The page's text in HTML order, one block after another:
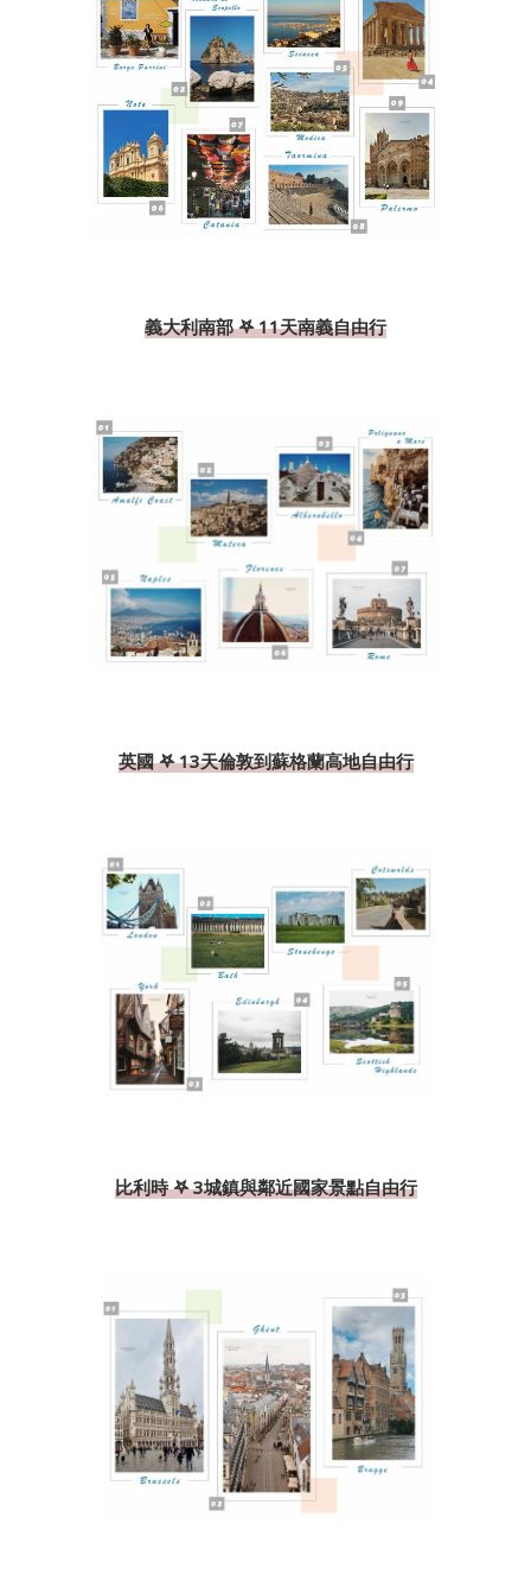
義大利南部 𖤐 11天南義自由行
英國 𖤐 13天倫敦到蘇格蘭高地自由行
比利時 𖤐 3城鎮與鄰近國家景點自由行